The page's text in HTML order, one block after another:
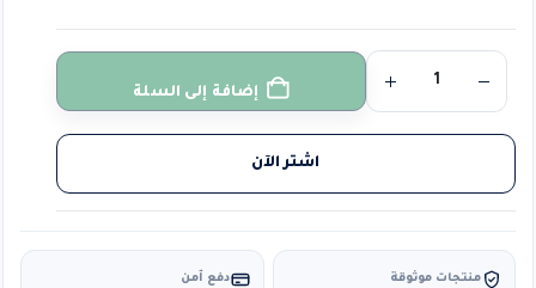
إضافة إلى السلة
اشتر الآن
منتجات موثوقة دفع آمن